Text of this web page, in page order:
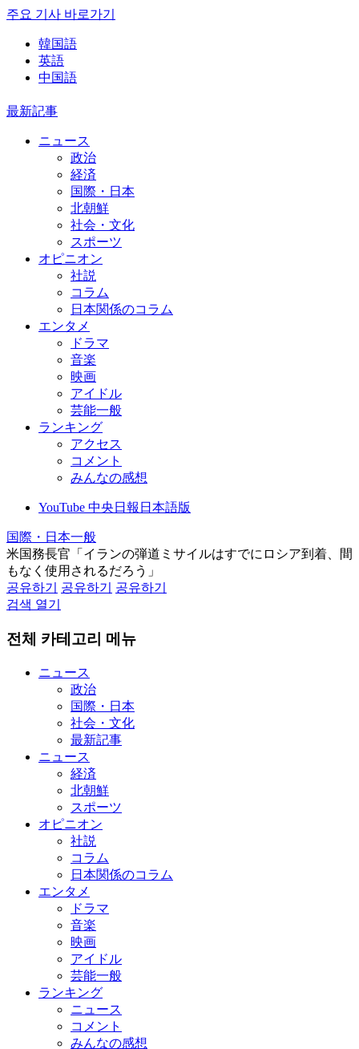
주요 기사 바로가기
韓国語
英語
中国語
最新記事
ニュース
政治
経済
国際・日本
北朝鮮
社会・文化
スポーツ
オピニオン
社説
コラム
日本関係のコラム
エンタメ
ドラマ
音楽
映画
アイドル
芸能一般
ランキング
アクセス
コメント
みんなの感想
YouTube 中央日報日本語版
国際・日本一般
米国務長官「イランの弾道ミサイルはすでにロシア到着、間
もなく使用されるだろう」
공유하기
공유하기
공유하기
검색 열기
전체 카테고리 메뉴
ニュース
政治
国際・日本
社会・文化
最新記事
ニュース
経済
北朝鮮
スポーツ
オピニオン
社説
コラム
日本関係のコラム
エンタメ
ドラマ
音楽
映画
アイドル
芸能一般
ランキング
ニュース
コメント
みんなの感想